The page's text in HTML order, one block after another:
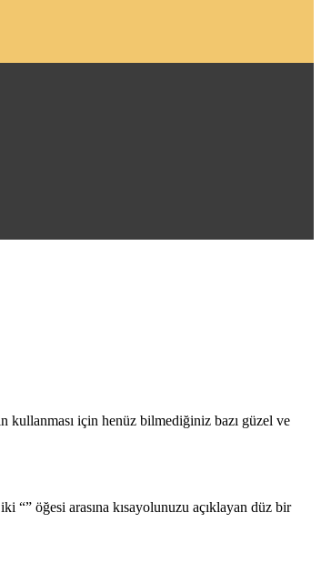
için henüz bilmediğiniz bazı güzel ve
öğesi arasına kısayolunuzu açıklayan düz bir